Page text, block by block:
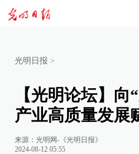
光明日报 >
【光明论坛】向
产业高质量发展
来源： 光明网-《光明日报》
2024-08-12 05:55